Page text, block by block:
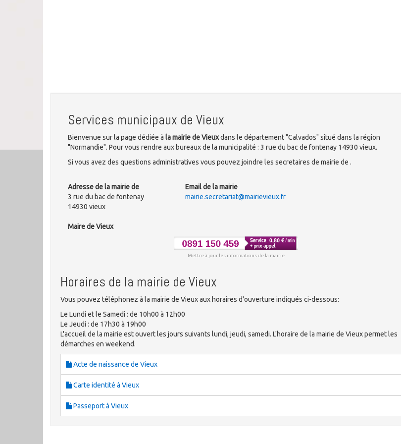
Services municipaux de Vieux
Bienvenue sur la page dédiée à la mairie de Vieuxdans le département "Calvados" situé dans la région
"Normandie". Pour vous rendre aux bureaux de la municipalité : 3 rue du bac de fontenay 14930 vieux.
Si vous avez des questions administratives vous pouvez joindre les secretaires de mairie de .
Adresse de la mairie de
3 rue du bac de fontenay
14930 vieux
Maire de Vieux
Email de la mairie
mairie.secretariat@mairievieux.fr
Mettre à jour les informations de la mairie
Horaires de la mairie de Vieux
Vous pouvez téléphonez à la mairie de Vieux aux horaires d'ouverture indiqués ci-dessous:
Le Lundi et le Samedi : de 10h00 à 12h00
Le Jeudi : de 17h30 à 19h00
L'accueil de la mairie est ouvert les jours suivants lundi, jeudi, samedi. L'horaire de la mairie de Vieux permet les
démarches en weekend.
Acte de naissance de Vieux
Carte identité à Vieux
Passeport à Vieux